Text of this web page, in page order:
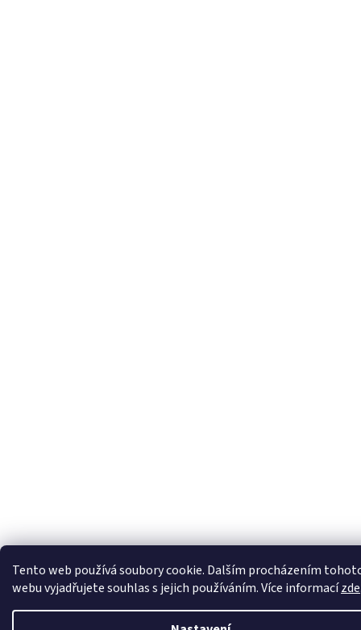
Tento web používá soubory cookie. Dalším procházením
webu vyjadřujete souhlas s jejich používáním. Více informacízde